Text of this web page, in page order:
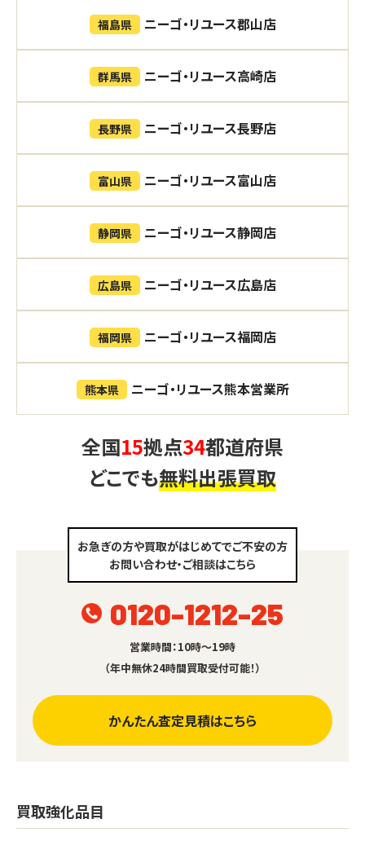
福島県 ニーゴ・リユース郡山店
群馬県 ニーゴ・リユース高崎店
長野県 ニーゴ・リユース長野店
富山県 ニーゴ・リユース富山店
静岡県 ニーゴ・リユース静岡店
広島県 ニーゴ・リユース広島店
福岡県 ニーゴ・リユース福岡店
熊本県 ニーゴ・リユース熊本営業所
全国15拠点34都道府県
どこでも無料出張買取
お急ぎの方や買取がはじめてでご不安の方
お問い合わせ・ご相談はこちら
0120-1212-25
営業時間：10時～19時
（年中無休24時間買取受付可能！）
かんたん査定見積はこちら
買取強化品目